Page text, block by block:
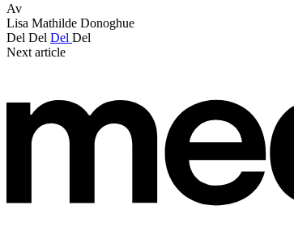
Av
Lisa Mathilde Donoghue
Del Del Del Del
Next article